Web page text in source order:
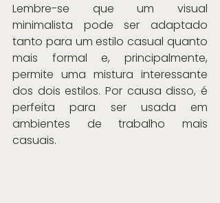
Lembre-se que um visual
minimalista pode ser adaptado
tanto para um estilo casual quanto
mais formal e, principalmente,
permite uma mistura interessante
dos dois estilos. Por causa disso, é
perfeita para ser usada em
ambientes de trabalho mais
casuais.